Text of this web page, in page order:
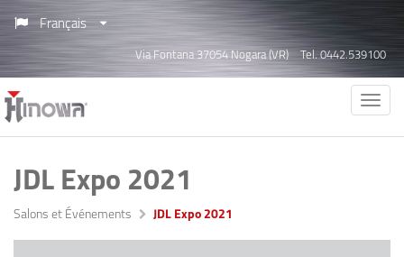
Français
Via Fontana 37054 Nogara (VR) Tel. 0442.539100
JDL Expo 2021
Salons et Événements JDL Expo 2021